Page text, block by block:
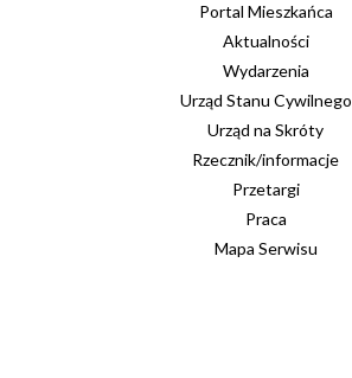
Portal Mieszkańca
Aktualności
Wydarzenia
Urząd Stanu Cywilnego
Urząd na Skróty
Rzecznik/informacje
Przetargi
Praca
Mapa Serwisu